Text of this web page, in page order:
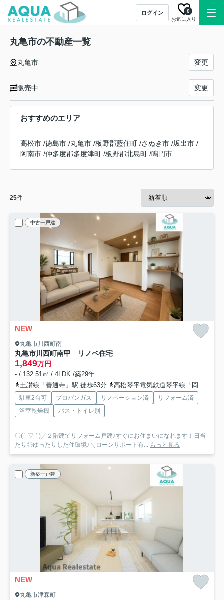
ログイン
お気に入り
0
丸亀市の不動産一覧
丸亀市 変更
販売中 変更
おすすめのエリア
高松市 /徳島市 /丸亀市 /板野郡藍住町 /さぬき市 /坂出市 /
阿南市 /仲多度郡多度津町 /板野郡北島町 /鳴門市
25件
中古一戸建
NEW
丸亀市川西町南
丸亀市川西町南甲 リノベ住宅
1,849万円
- / 132.51㎡ / 4LDK /築29年
土讃線「善通寺」駅 徒歩63分
高松琴平電気鉄道琴平線「岡田」駅 徒歩75分
駐車2台可 プロパンガス リノベーション済
リフォーム済
浴室乾燥機
バス・トイレ別
〇( ´ ▽ ` )／２階建てリフォーム戸建♪すぐにお住まいになれます！日当
たり◎ゆったりした住環境♪＼ローンサポート有... もっと見る
新築一戸建
NEW
丸亀市津森町